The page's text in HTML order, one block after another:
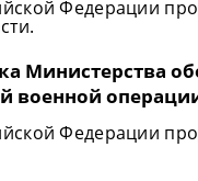
Федерации
Министерства
военной
Федерации